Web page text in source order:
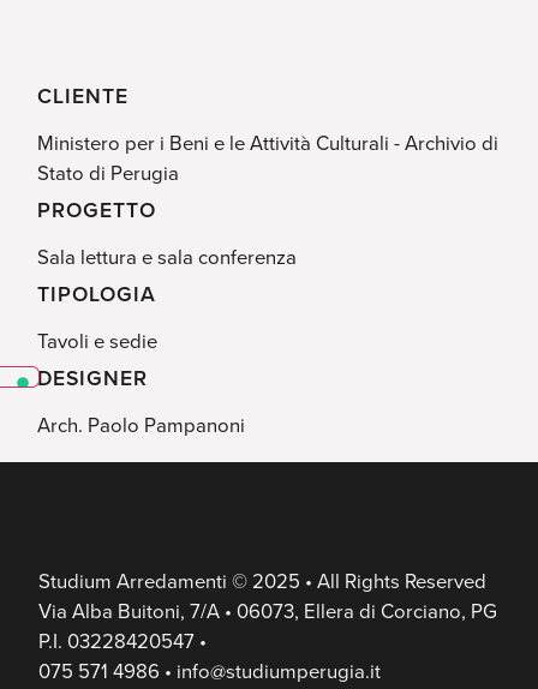
CLIENTE
Ministero per i Beni e le Attività Culturali - Archivio di
Stato di Perugia
PROGETTO
Sala lettura e sala conferenza
TIPOLOGIA
Tavoli e sedie
DESIGNER
Arch. Paolo Pampanoni
Studium Arredamenti © 2025 • All Rights Reserved
Via Alba Buitoni, 7/A • 06073, Ellera di Corciano, PG
P.I. 03228420547 •
075 571 4986 • info@studiumperugia.it